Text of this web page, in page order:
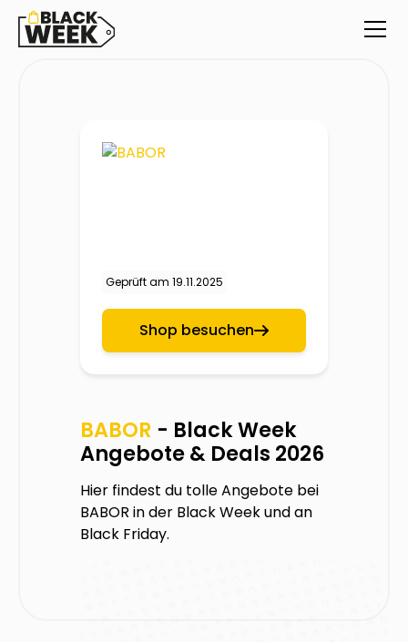
BABOR - Black Week
Angebote & Deals 2026
Hier findest du tolle Angebote bei
BABOR in der Black Week und an
Black Friday.
Geprüft am 19.11.2025
Shop besuchen